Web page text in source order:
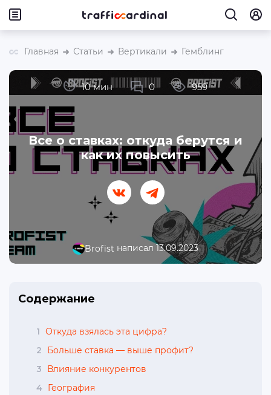
Главная Статьи Вертикали Гемблинг
Brofist написал 13.09.2023
Все о ставках: откуда берутся и
как их повысить
10 мин 0 959
Содержание
1 Откуда взялась эта цифра?
2
Больше ставка — выше профит?
3
Влияние конкурентов
4 География